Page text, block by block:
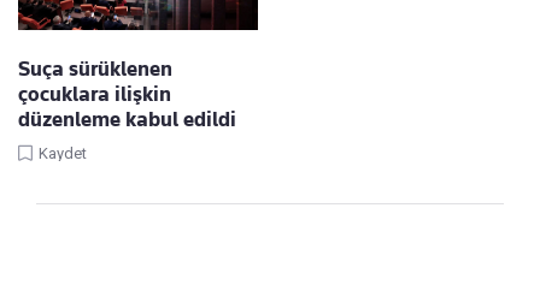
Suça sürüklenen
çocuklara ilişkin
düzenleme kabul edildi
Kaydet